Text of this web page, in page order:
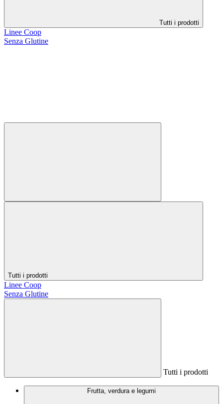
Tutti i prodotti
Linee Coop
Senza Glutine
Tutti i prodotti
Linee Coop
Senza Glutine
Tutti i prodotti
Frutta, verdura e legumi